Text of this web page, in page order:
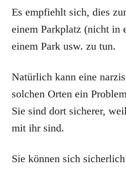
Es empfiehlt sich, dies
einem Parkplatz (nicht in
einem Park usw. zu tun.
Natürlich kann eine
solchen Orten ein
Sie sind dort sicherer,
mit ihr sind.
Sie können sich